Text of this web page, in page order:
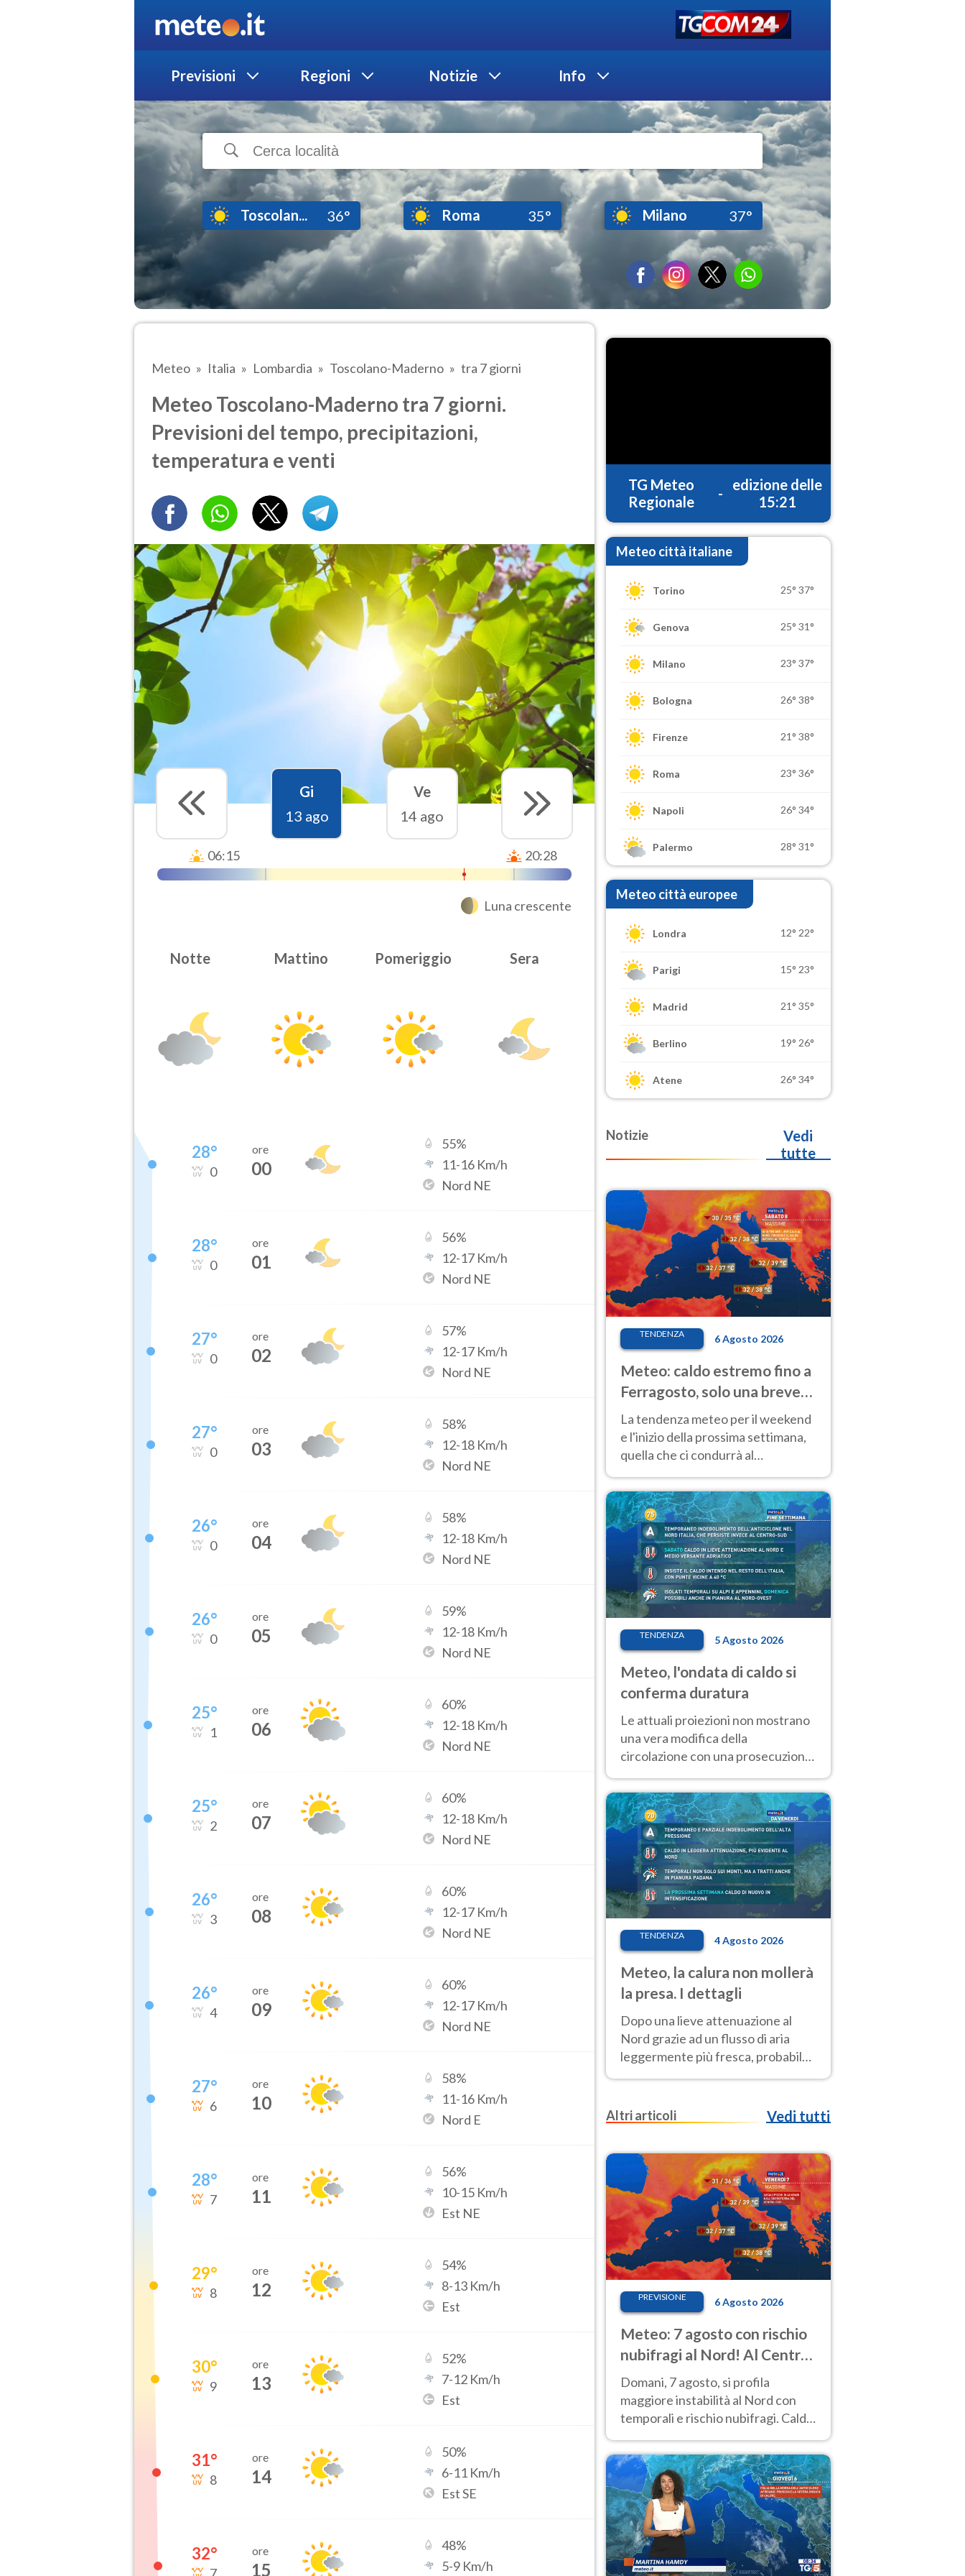
Previsioni Regioni Notizie Info
Toscolan... 36° Roma 35° Milano 37°
Meteo Italia Lombardia Toscolano-Maderno tra 7 giorni
Meteo Toscolano-Maderno tra 7 giorni.
Previsioni del tempo, precipitazioni,
temperatura e venti
Gi
13 ago
Ve
14 ago
06:15 20:28
Luna crescente
Notte Mattino Pomeriggio Sera
28°
0
ore
00
55%
11-16 Km/h
Nord NE
28°
0
ore
01
56%
12-17 Km/h
Nord NE
27°
0
ore
02
57%
12-17 Km/h
Nord NE
27°
0
ore
03
58%
12-18 Km/h
Nord NE
26°
0
ore
04
58%
12-18 Km/h
Nord NE
26°
0
ore
05
59%
12-18 Km/h
Nord NE
25°
1
ore
06
60%
12-18 Km/h
Nord NE
25°
2
ore
07
60%
12-18 Km/h
Nord NE
26°
3
ore
08
60%
12-17 Km/h
Nord NE
26°
4
ore
09
60%
12-17 Km/h
Nord NE
27°
6
ore
10
58%
11-16 Km/h
Nord E
28°
7
ore
11
56%
10-15 Km/h
Est NE
29°
8
ore
12
54%
8-13 Km/h
Est
30°
9
ore
13
52%
7-12 Km/h
Est
31°
8
ore
14
50%
6-11 Km/h
Est SE
32° ore
15
48%
5-9 Km/h
TG Meteo
Regionale
-
edizione delle
15:21
Meteo città italiane
Torino 25° 37°
Genova 25° 31°
Milano 23° 37°
Bologna 26° 38°
Firenze 21° 38°
Roma 23° 36°
Napoli 26° 34°
Palermo 28° 31°
Meteo città europee
Londra 12° 22°
Parigi 15° 23°
Madrid 21° 35°
Berlino 19° 26°
Atene 26° 34°
Notizie
Vedi
tutte
TENDENZA 6 Agosto 2026
Meteo: caldo estremo fino a
Ferragosto, solo una breve
pausa. Ecco dove
La tendenza meteo per il weekend
e l'inizio della prossima settimana,
quella che ci condurrà al
temperature molto elevate
TENDENZA 5 Agosto 2026
Meteo, l'ondata di caldo si
conferma duratura
Le attuali proiezioni non mostrano
una vera modifica della
circolazione con una prosecuzione
giorni, compresa la settimana di
Ferragosto
TENDENZA 4 Agosto 2026
Meteo, la calura non mollerà
la presa. I dettagli
Dopo una lieve attenuazione al
Nord grazie ad un flusso di aria
leggermente più fresca, probabile
nuovo rinforzo dell’anticiclone
Altri articoli
Vedi tutti
PREVISIONE 6 Agosto 2026
Meteo: 7 agosto con rischio
nubifragi al Nord! Al Centro-
Sud caldo estremo
Domani, 7 agosto, si profila
maggiore instabilità al Nord con
temporali e rischio nubifragi. Caldo
previsioni.